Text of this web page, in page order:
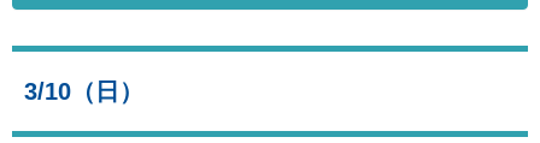
3/10（日）